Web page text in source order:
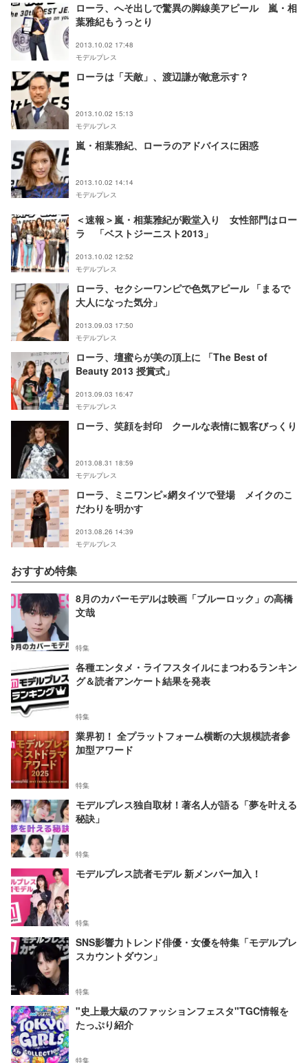
ローラ、へそ出しで驚異の脚線美アピール 嵐・相
葉雅紀もうっとり
2013.10.02 17:48
モデルプレス
ローラは「天敵」、渡辺謙が敵意示す？
2013.10.02 15:13
モデルプレス
嵐・相葉雅紀、ローラのアドバイスに困惑
2013.10.02 14:14
モデルプレス
＜速報＞嵐・相葉雅紀が殿堂入り 女性部門はロー
ラ 「ベストジーニスト2013」
2013.10.02 12:52
モデルプレス
ローラ、セクシーワンピで色気アピール 「まるで
大人になった気分」
2013.09.03 17:50
モデルプレス
ローラ、壇蜜らが美の頂上に 「The Best of
Beauty 2013 授賞式」
2013.09.03 16:47
モデルプレス
ローラ、笑顔を封印 クールな表情に観客びっくり
2013.08.31 18:59
モデルプレス
ローラ、ミニワンピ×網タイツで登場 メイクのこ
だわりを明かす
2013.08.26 14:39
モデルプレス
おすすめ特集
8月のカバーモデルは映画「ブルーロック」の高橋
文哉
特集
各種エンタメ・ライフスタイルにまつわるランキン
グ＆読者アンケート結果を発表
特集
業界初！ 全プラットフォーム横断の大規模読者参
加型アワード
特集
モデルプレス独自取材！著名人が語る「夢を叶える
秘訣」
特集
モデルプレス読者モデル 新メンバー加入！
特集
SNS影響力トレンド俳優・女優を特集「モデルプレ
スカウントダウン」
特集
"史上最大級のファッションフェスタ"TGC情報を
たっぷり紹介
特集